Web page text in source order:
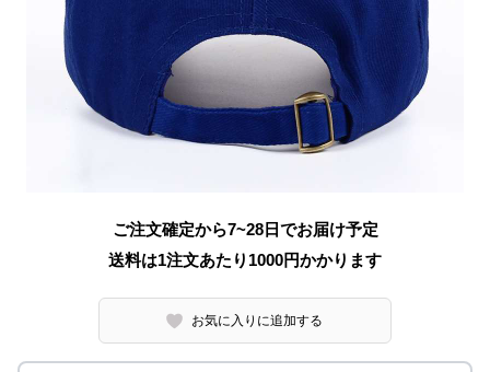
ご注文確定から7~28日でお届け予定
送料は1注文あたり 1000円かかります
お気に入りに追加する